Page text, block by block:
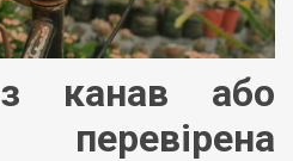
канав або